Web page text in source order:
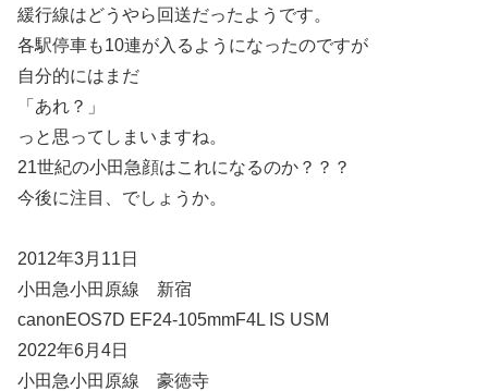
緩行線はどうやら回送だったようです。
各駅停車も10連が入るようになったのですが
自分的にはまだ
「あれ？」
っと思ってしまいますね。
21世紀の小田急顔はこれになるのか？？？
今後に注目、でしょうか。
2012年3月11日
小田急小田原線 新宿
canonEOS7D EF24-105mmF4L IS USM
2022年6月4日
小田急小田原線 豪徳寺